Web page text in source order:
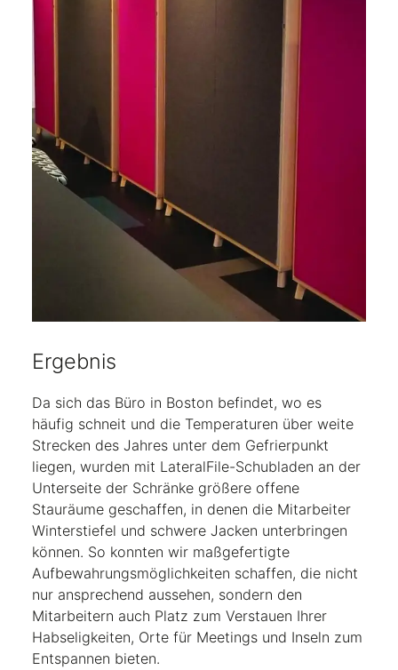
Ergebnis
Da sich das Büro in Boston befindet, wo es
häufig schneit und die Temperaturen über weite
Strecken des Jahres unter dem Gefrierpunkt
liegen, wurden mit LateralFile-Schubladen an der
Unterseite der Schränke größere offene
Stauräume geschaffen, in denen die Mitarbeiter
Winterstiefel und schwere Jacken unterbringen
können. So konnten wir maßgefertigte
Aufbewahrungsmöglichkeiten schaffen, die nicht
nur ansprechend aussehen, sondern den
Mitarbeitern auch Platz zum Verstauen Ihrer
Habseligkeiten, Orte für Meetings und Inseln zum
Entspannen bieten.